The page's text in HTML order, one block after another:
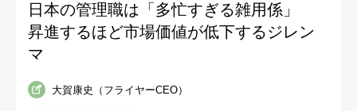
日本の管理職は「多忙すぎる雑用係」
昇進するほど市場価値が低下するジレン
マ
大賀康史（フライヤーCEO）